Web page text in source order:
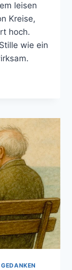
leisen
Kreise,
hoch.
wie ein
GEDANKEN